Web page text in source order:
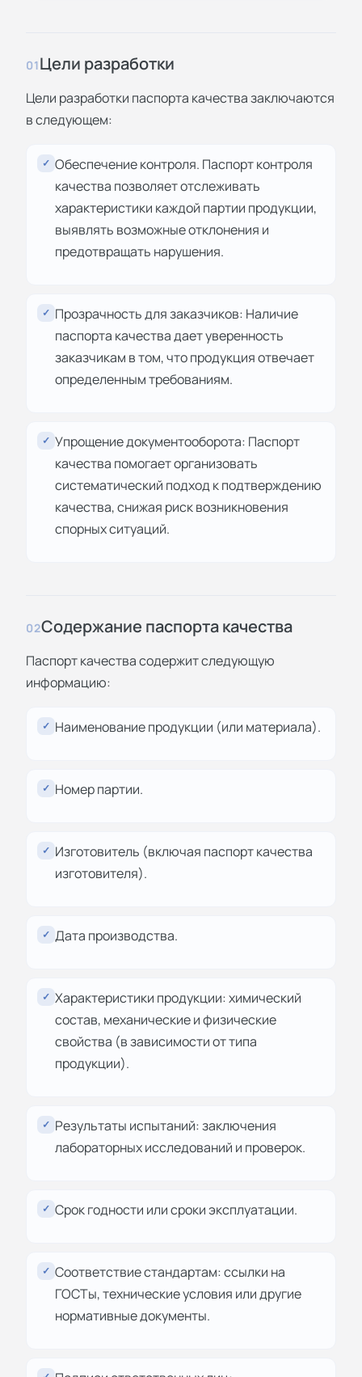
01Цели разработки
Цели разработки паспорта качества заключаются
в следующем:
✓ Обеспечение контроля. Паспорт контроля
качества позволяет отслеживать
характеристики каждой партии продукции,
выявлять возможные отклонения и
предотвращать нарушения.
✓ Прозрачность для заказчиков: Наличие
паспорта качества дает уверенность
заказчикам в том, что продукция отвечает
определенным требованиям.
✓ Упрощение документооборота: Паспорт
качества помогает организовать
систематический подход к подтверждению
качества, снижая риск возникновения
спорных ситуаций.
02Содержание паспорта качества
Паспорт качества содержит следующую
информацию:
✓ Наименование продукции (или материала).
✓ Номер партии.
✓ Изготовитель (включая паспорт качества
изготовителя).
✓ Дата производства.
✓ Характеристики продукции: химический
состав, механические и физические
свойства (в зависимости от типа
продукции).
✓ Результаты испытаний: заключения
лабораторных исследований и проверок.
✓ Срок годности или сроки эксплуатации.
✓ Соответствие стандартам: ссылки на
ГОСТы, технические условия или другие
нормативные документы.